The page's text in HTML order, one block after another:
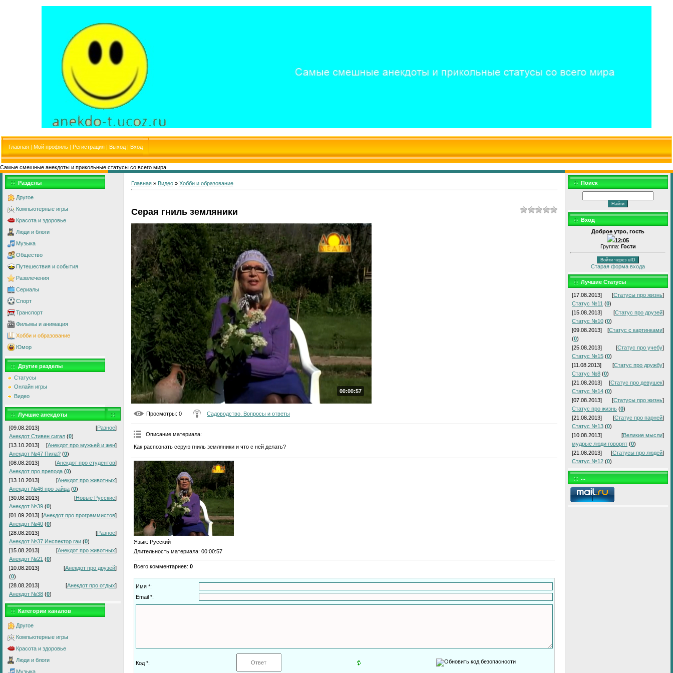
Главная | Мой профиль | Регистрация | Выход | Вход
Самые смешные анекдоты и прикольные статусы со всего мира
Разделы
Другое
Компьютерные игры
Красота и здоровье
Люди и блоги
Музыка
Общество
Путешествия и события
Развлечения
Сериалы
Спорт
Транспорт
Фильмы и анимация
Хобби и образование
Юмор
Другие разделы
Статусы
Онлайн игры
Видео
Лучшие анекдоты
[09.08.2013] [Разное]
Анекдот Стивен сигал (0)
[13.10.2013]
[Анекдот про мужьей и жен]
Анекдот №47 Пила? (0)
[08.08.2013]
[Анекдот про студентов]
Анекдот про препода (0)
[13.10.2013]
[Анекдот про животных]
Анекдот №46 про зайца (0)
[30.08.2013]
[Новые Русские]
Анекдот №39 (0)
[01.09.2013] [Анекдот про программистов]
Анекдот №40 (0)
[28.08.2013]
[Разное]
Анекдот №37 Инспектор гаи (0)
[15.08.2013]
[Анекдот про животных]
Анекдот №21 (0)
[10.08.2013]
[Анекдот про друзей]
(0)
[28.08.2013]
[Анекдот про отдых]
Анекдот №38 (0)
Категории каналов
Другое
Компьютерные игры
Красота и здоровье
Люди и блоги
Музыка
Главная » Видео » Хобби и образование
Серая гниль земляники
00:00:57
Просмотры: 0 Садоводство. Вопросы и ответы
Описание материала:
Как распознать серую гниль земляники и что с ней делать?
Язык: Русский
Длительность материала: 00:00:57
Всего комментариев: 0
Имя *:
Email *:
Код *:
Поиск
Вход
Доброе утро, гость
12:05
Группа: Гости
Войти через uID
Старая форма входа
Лучшие Статусы
[17.08.2013] [Статусы про жизнь]
Статус №11 (0)
[15.08.2013]
[Статус про друзей]
Статус №10 (0)
[09.08.2013]
[Статус с картинками]
(0)
[25.08.2013]
[Статус про учебу]
Статус №15 (0)
[11.08.2013]
[Статус про дружбу]
Статус №8 (0)
[21.08.2013]
[Статус про девушек]
Статус №14 (0)
[07.08.2013]
[Статусы про жизнь]
Статус про жизнь (0)
[21.08.2013]
[Статус про парней]
Статус №13 (0)
[10.08.2013]
[Великие мысли]
мудрые люди говорят (0)
[21.08.2013]
[Статусы про людей]
Статус №12 (0)
...